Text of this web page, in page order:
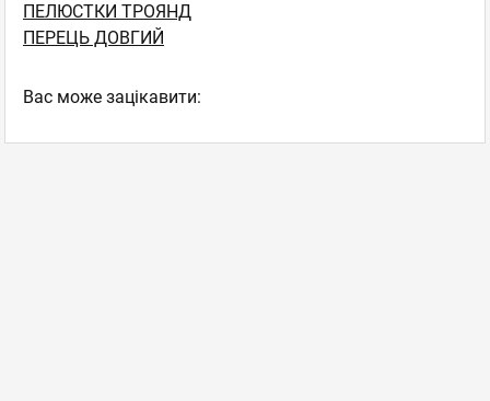
ПЕЛЮСТКИ ТРОЯНД
ПЕРЕЦЬ ДОВГИЙ
Вас може зацікавити: